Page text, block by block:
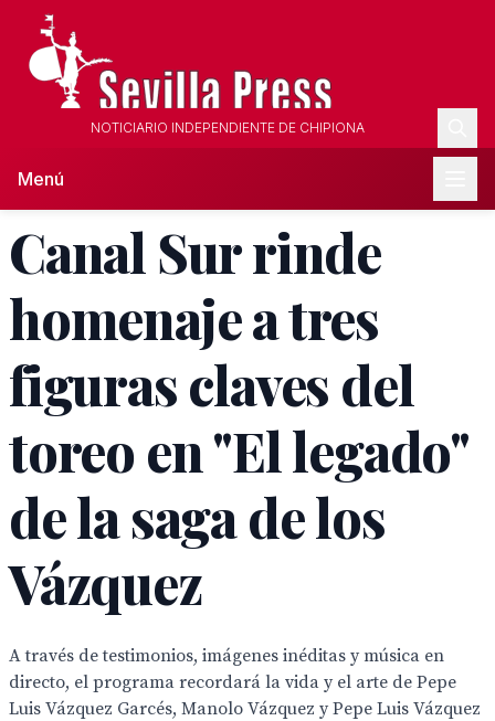
NOTICIARIO INDEPENDIENTE DE CHIPIONA
Menú
Canal Sur rinde
homenaje a tres
figuras claves del
toreo en "El legado"
de la saga de los
Vázquez
A través de testimonios, imágenes inéditas y música en
directo, el programa recordará la vida y el arte de Pepe
Luis Vázquez Garcés, Manolo Vázquez y Pepe Luis Vázquez